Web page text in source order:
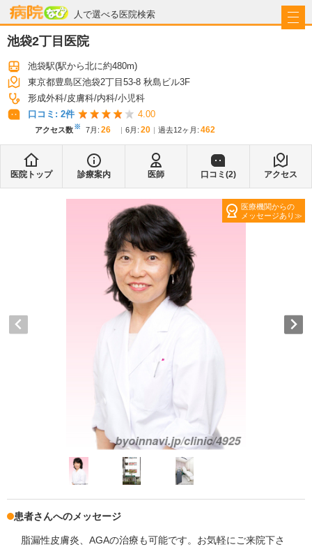
人で選べる医院検索
病院なび
池袋2丁目医院
池袋駅(駅から北に約480m)
東京都豊島区池袋2丁目53-8 秋島ビル3F
形成外科 皮膚科 内科 小児科
口コミ: 2件 4.00
アクセス数※ 7月 : 26 6月 : 20 過去12ヶ月: 462
医院トップ 診療案内 医師 口コミ(2) アクセス
医療機関からの
メッセージあり
患者さんへのメッセージ
脂漏性皮膚炎、AGAの治療も可能です。お気軽にご来院下さ